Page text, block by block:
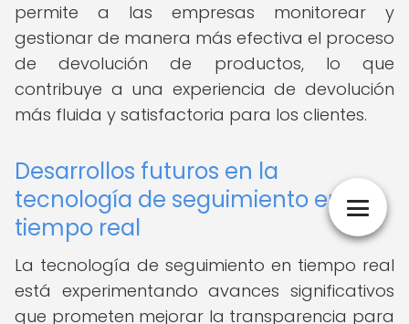
permite a las empresas monitorear y
gestionar de manera más efectiva el proceso
de devolución de productos, lo que
contribuye a una experiencia de devolución
más fluida y satisfactoria para los clientes.
Desarrollos futuros en la
tecnología de seguimiento en
tiempo real
La tecnología de seguimiento en tiempo real
está experimentando avances significativos
que prometen mejorar la transparencia para